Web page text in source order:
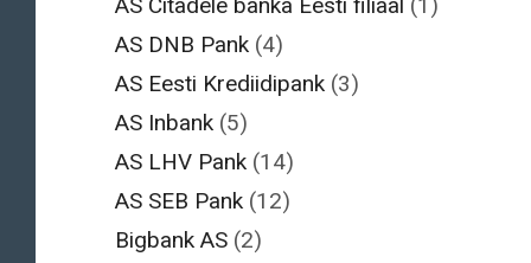
AS DNB Pank (4)
AS Eesti Krediidipank (3)
AS Inbank (5)
AS LHV Pank (14)
AS SEB Pank (12)
Bigbank AS (2)